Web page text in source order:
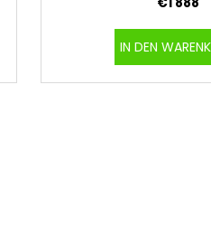
IN DEN